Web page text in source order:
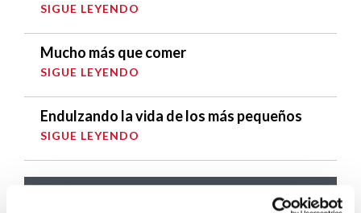
SIGUE LEYENDO
Mucho más que comer
SIGUE LEYENDO
Endulzando la vida de los más pequeños
SIGUE LEYENDO